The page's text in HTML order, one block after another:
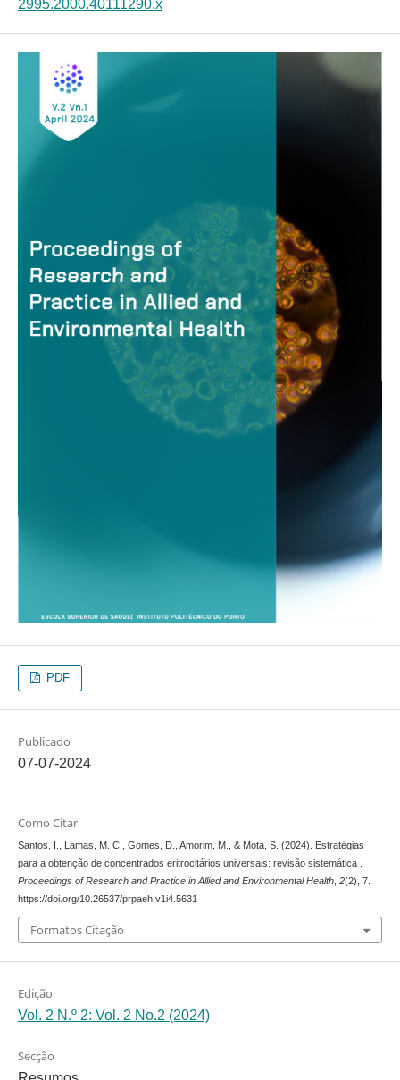
2995.2000.40111290.x
PDF
Publicado
07-07-2024
Como Citar
Santos, I., Lamas, M. C., Gomes, D., Amorim, M., & Mota, S. (2024). Estratégias
para a obtenção de concentrados eritrocitários universais: revisão sistemática .
Proceedings of Research and Practice in Allied and Environmental Health, 2(2), 7.
https://doi.org/10.26537/prpaeh.v1i4.5631
Formatos Citação
Edição
Vol. 2 N.º 2: Vol. 2 No.2 (2024)
Secção